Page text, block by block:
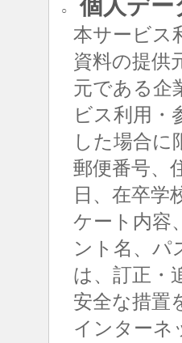
○
本サービス
資料の提供
元である企
ビス利用・
した場合に
郵便番号、
日、在卒学
ケート内容
ント名、パ
は、訂正・
安全な措置
インターネ